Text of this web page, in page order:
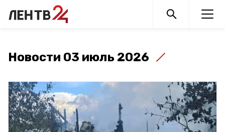
Новости 03 июль 2026